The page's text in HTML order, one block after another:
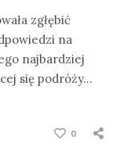
zgłębić
na
najbardziej
się podróży…
0